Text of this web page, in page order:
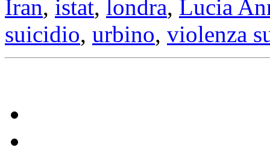
Iran, istat, londra, Lucia
suicidio, urbino, violenza